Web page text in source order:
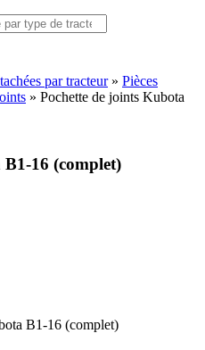
par tracteur» Pièces
» Pochette de joints Kubota
16 (complet)
B1-16 (complet)